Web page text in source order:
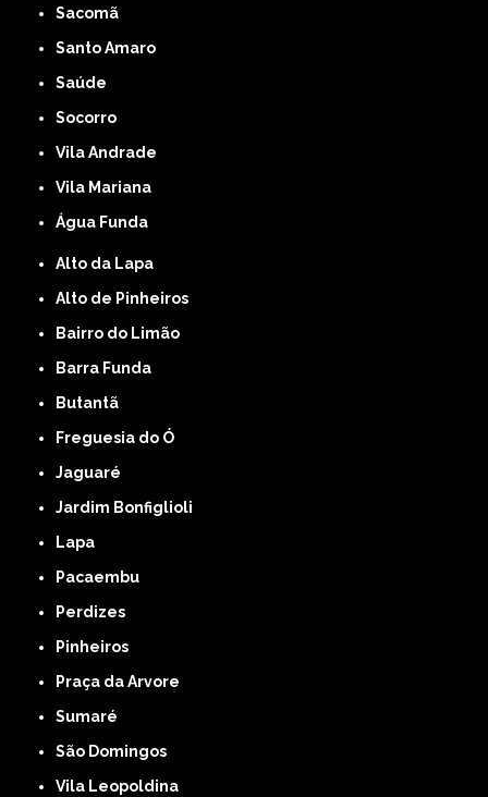
Sacomã
Santo Amaro
Saúde
Socorro
Vila Andrade
Vila Mariana
Água Funda
Alto da Lapa
Alto de Pinheiros
Bairro do Limão
Barra Funda
Butantã
Freguesia do Ó
Jaguaré
Jardim Bonfiglioli
Lapa
Pacaembu
Perdizes
Pinheiros
Praça da Arvore
Sumaré
São Domingos
Vila Leopoldina